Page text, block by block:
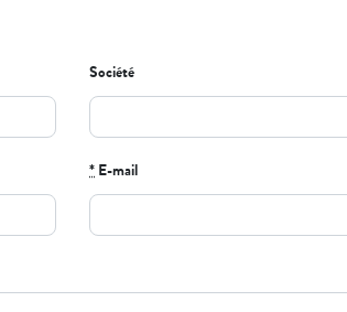
Société
*E-mail